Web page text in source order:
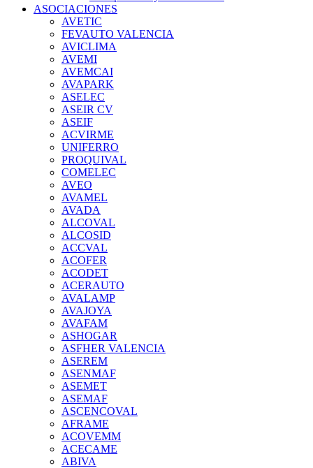
ASOCIACIONES
AVETIC
FEVAUTO VALENCIA
AVICLIMA
AVEMI
AVEMCAI
AVAPARK
ASELEC
ASEIR CV
ASEIF
ACVIRME
UNIFERRO
PROQUIVAL
COMELEC
AVEO
AVAMEL
AVADA
ALCOVAL
ALCOSID
ACCVAL
ACOFER
ACODET
ACERAUTO
AVALAMP
AVAJOYA
AVAFAM
ASHOGAR
ASFHER VALENCIA
ASEREM
ASENMAF
ASEMET
ASEMAF
ASCENCOVAL
AFRAME
ACOVEMM
ACECAME
ABIVA